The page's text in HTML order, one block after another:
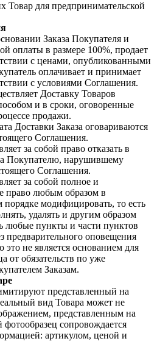
Товар для предпринимательской
Заказа Покупателя и
оплаты в размере 100%, продает
с ценами, опубликованными
оплачивает и принимает
с условиями Соглашения.
Доставку Товаров
и в сроки, оговоренные
продажи.
Доставки Заказа оговариваются
Соглашения.
за собой право отказать в
Покупателю, нарушившему
Соглашения.
за собой полное и
право любым образом в
порядке модифицировать, то есть
удалять и другим образом
любые пункты и части пунктов
предварительного оповещения
это не является основанием для
от обязательств по уже
Заказам.
представленный на
вид Товара может не
представленным на
сопровождается
артикулом, ценой и